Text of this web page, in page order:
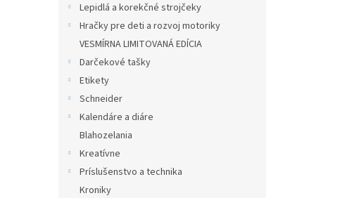
Lepidlá a korekčné strojčeky
Hračky pre deti a rozvoj motoriky
VESMÍRNA LIMITOVANÁ EDÍCIA
Darčekové tašky
Etikety
Schneider
Kalendáre a diáre
Blahozelania
Kreatívne
Príslušenstvo a technika
Kroniky